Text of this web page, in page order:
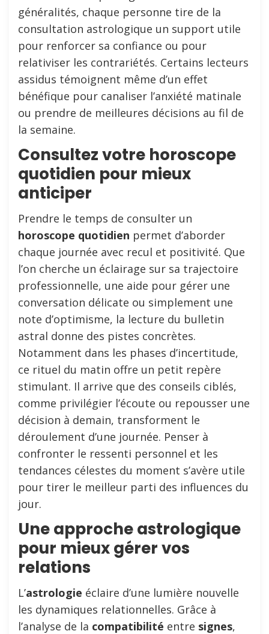
généralités, chaque personne tire de la
consultation astrologique un support utile
pour renforcer sa confiance ou pour
relativiser les contrariétés. Certains lecteurs
assidus témoignent même d’un effet
bénéfique pour canaliser l’anxiété matinale
ou prendre de meilleures décisions au fil de
la semaine.
Consultez votre horoscope
quotidien pour mieux
anticiper
Prendre le temps de consulter un
horoscope quotidien permet d’aborder
chaque journée avec recul et positivité. Que
l’on cherche un éclairage sur sa trajectoire
professionnelle, une aide pour gérer une
conversation délicate ou simplement une
note d’optimisme, la lecture du bulletin
astral donne des pistes concrètes.
Notamment dans les phases d’incertitude,
ce rituel du matin offre un petit repère
stimulant. Il arrive que des conseils ciblés,
comme privilégier l’écoute ou repousser une
décision à demain, transforment le
déroulement d’une journée. Penser à
confronter le ressenti personnel et les
tendances célestes du moment s’avère utile
pour tirer le meilleur parti des influences du
jour.
Une approche astrologique
pour mieux gérer vos
relations
L’astrologie éclaire d’une lumière nouvelle
les dynamiques relationnelles. Grâce à
l’analyse de la compatibilité entre signes,